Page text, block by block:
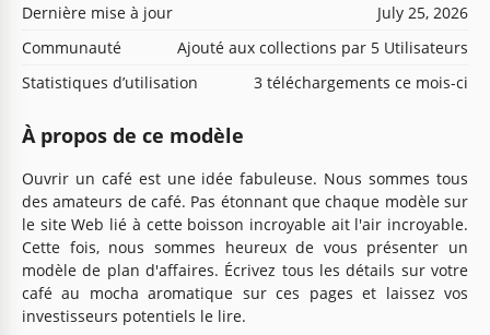
Dernière mise à jour
July 25, 2026
Communauté
Ajouté aux collections par 5 Utilisateurs
Statistiques d’utilisation
3 téléchargements ce mois-ci
À propos de ce modèle
Ouvrir un café est une idée fabuleuse. Nous sommes tous
des amateurs de café. Pas étonnant que chaque modèle sur
le site Web lié à cette boisson incroyable ait l'air incroyable.
Cette fois, nous sommes heureux de vous présenter un
modèle de plan d'affaires. Écrivez tous les détails sur votre
café au mocha aromatique sur ces pages et laissez vos
investisseurs potentiels le lire.